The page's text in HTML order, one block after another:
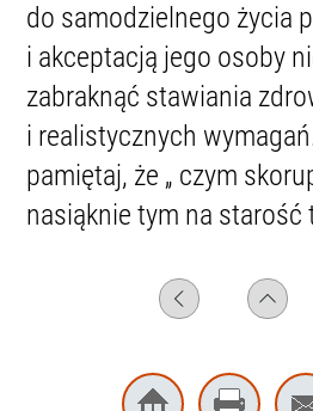
do samodzielnego życia
i akceptacją jego osoby
zabraknąć stawiania
i realistycznych
pamiętaj, że „ czym
nasiąknie tym na starość